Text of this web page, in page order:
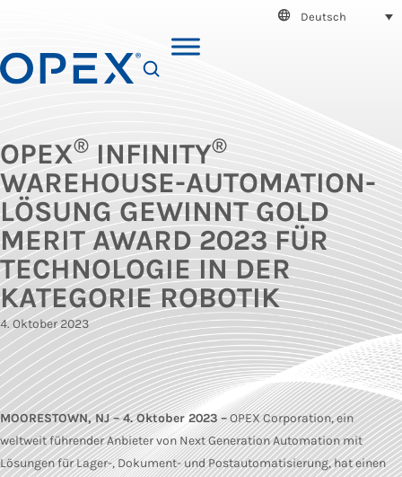
Deutsch
OPEX® INFINITY®
WAREHOUSE-AUTOMATION-
LÖSUNG GEWINNT GOLD
MERIT AWARD 2023 FÜR
TECHNOLOGIE IN DER
KATEGORIE ROBOTIK
4. Oktober 2023
MOORESTOWN, NJ – 4. Oktober 2023 –OPEX Corporation, ein
weltweit führender Anbieter von Next Generation Automation mit
Lösungen für Lager-, Dokument- und Postautomatisierung, hat einen